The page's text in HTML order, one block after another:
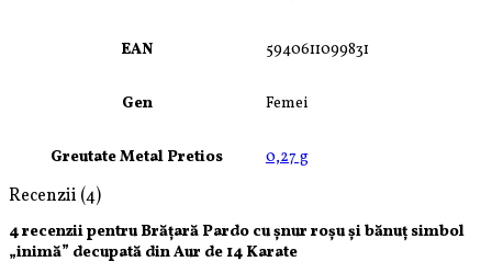
EAN 5940611099831
Gen Femei
Greutate Metal Pretios 0,27 g
Recenzii (4)
4 recenzii pentruBrățară Pardo cu șnur roșu și bănuț simbol
„inimă” decupată din Aur de 14 Karate